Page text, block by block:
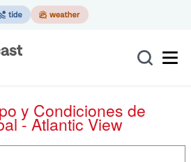
- Atlantic View